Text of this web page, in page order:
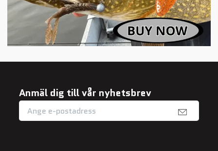
Anmäl dig till vår nyhetsbrev